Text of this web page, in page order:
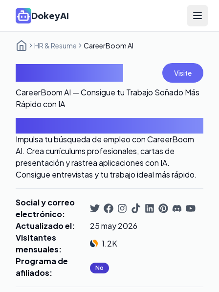
DokeyAI Open
HR & Resume CareerBoom AI
Visite
CareerBoom AI — Consigue tu Trabajo Soñado Más
Rápido con IA
Impulsa tu búsqueda de empleo con CareerBoom
AI. Crea currículums profesionales, cartas de
presentación y rastrea aplicaciones con IA.
Consigue entrevistas y tu trabajo ideal más rápido.
Social y correo
electrónico:
Actualizado el:
25 may 2026
Visitantes
mensuales:
1.2K
Programa de
afiliados: No